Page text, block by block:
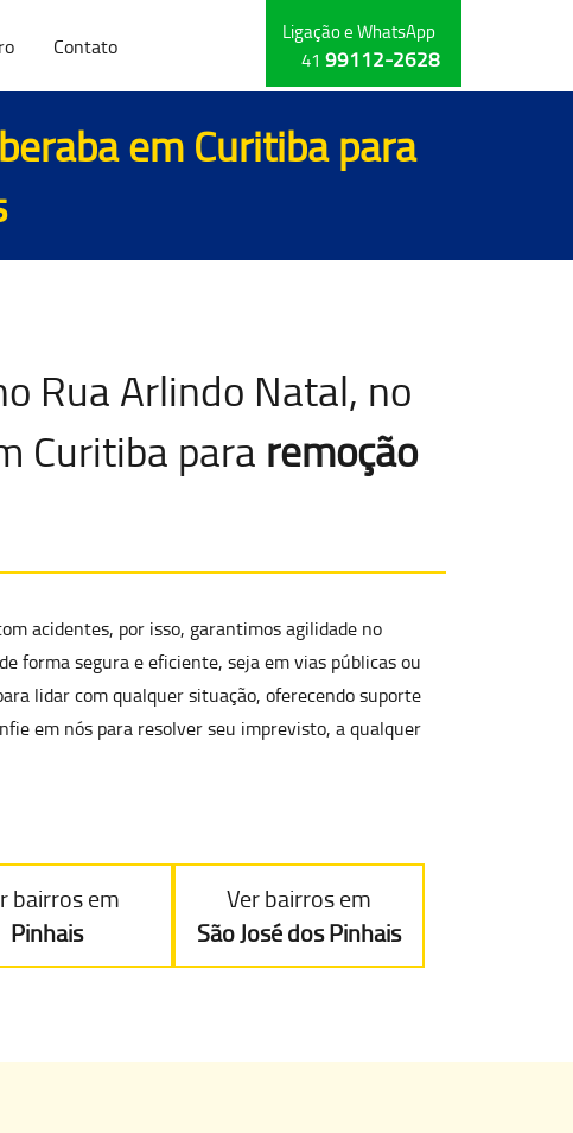
Contato
Ligação e WhatsApp
41 99112-2628
em Curitiba para
Rua Arlindo Natal, no
Curitiba para remoção
acidentes, por isso, garantimos agilidade no
forma segura e eficiente, seja em vias públicas ou
lidar com qualquer situação, oferecendosuporte
em nós para resolver seu imprevisto, a qualquer
bairros em
Pinhais
Ver bairros em
São José dos Pinhais